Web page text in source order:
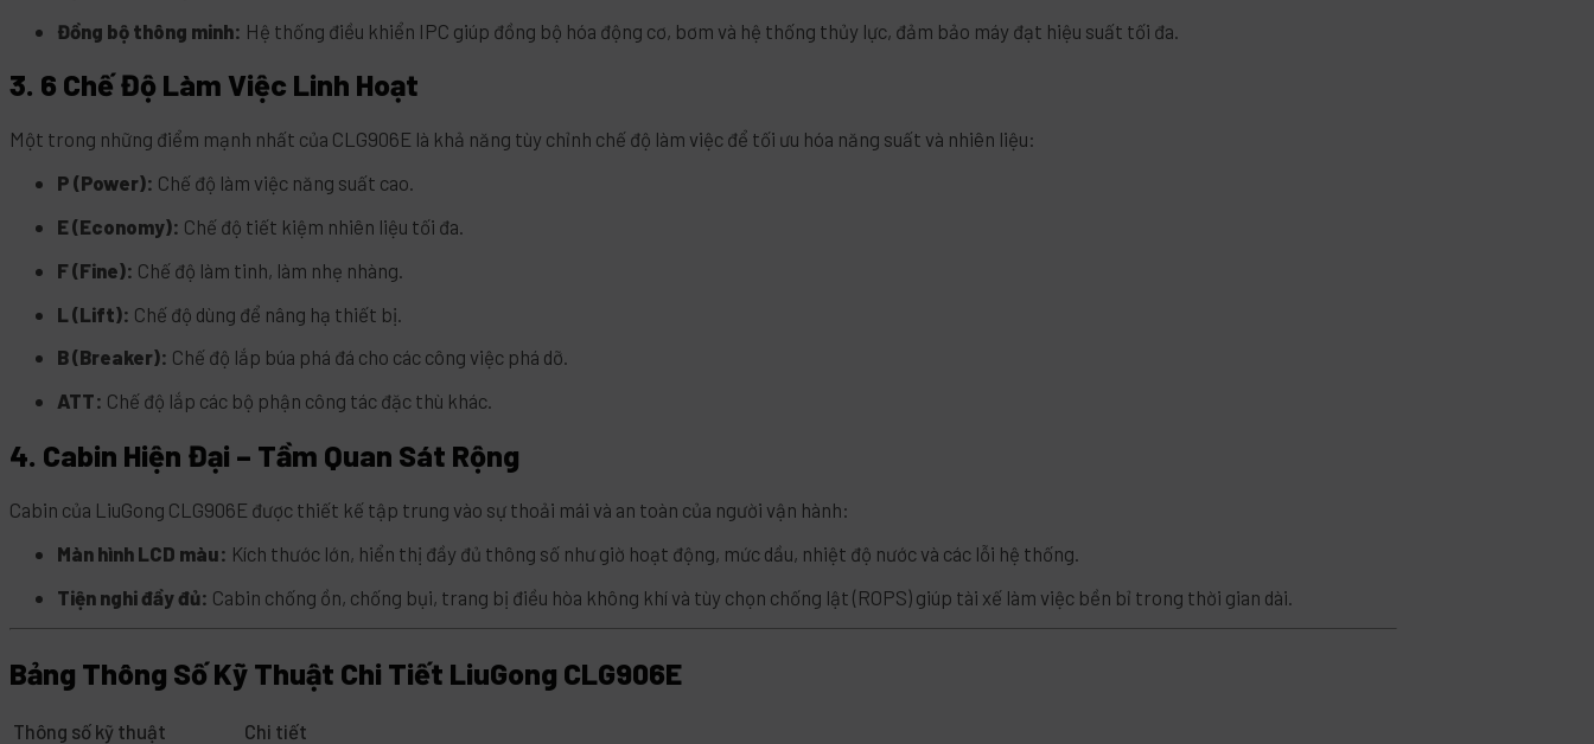
Đồng bộ thông minh: Hệ thống điều khiển IPC giúp đồng bộ hóa động cơ, bơm và hệ thống thủy lực, đảm bảo máy đạt hiệu suất tối đa.
3. 6 Chế Độ Làm Việc Linh Hoạt
Một trong những điểm mạnh nhất của CLG906E là khả năng tùy chỉnh chế độ làm việc để tối ưu hóa năng suất và nhiên liệu:
P (Power): Chế độ làm việc năng suất cao.
E (Economy): Chế độ tiết kiệm nhiên liệu tối đa.
F (Fine): Chế độ làm tinh, làm nhẹ nhàng.
L (Lift): Chế độ dùng để nâng hạ thiết bị.
B (Breaker): Chế độ lắp búa phá đá cho các công việc phá dỡ.
ATT: Chế độ lắp các bộ phận công tác đặc thù khác.
4. Cabin Hiện Đại – Tầm Quan Sát Rộng
Cabin của LiuGong CLG906E được thiết kế tập trung vào sự thoải mái và an toàn của người vận hành:
Màn hình LCD màu: Kích thước lớn, hiển thị đầy đủ thông số như giờ hoạt động, mức dầu, nhiệt độ nước và các lỗi hệ thống.
Tiện nghi đầy đủ: Cabin chống ồn, chống bụi, trang bị điều hòa không khí và tùy chọn chống lật (ROPS) giúp tài xế làm việc bền bỉ trong thời gian dài.
Bảng Thông Số Kỹ Thuật Chi Tiết LiuGong CLG906E
Thông số kỹ thuật
Chi tiết